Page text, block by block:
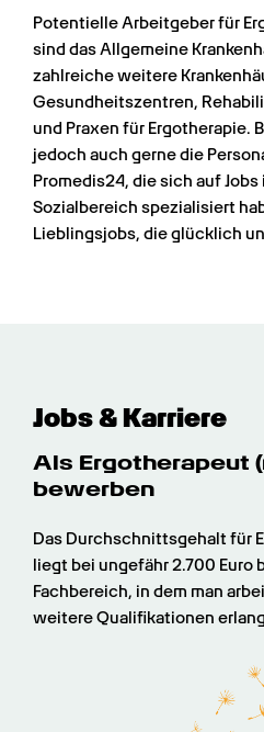
Potentielle Arbeitgeber für
sind das Allgemeine
zahlreiche weitere
Gesundheitszentren,
und Praxen für Ergotherapie.
jedoch auch gerne die
Promedis24, die sich auf
Sozialbereich spezialisiert
Lieblingsjobs, die glücklich
Jobs & Karriere
Als Ergotherapeut
bewerben
Das Durchschnittsgehalt für
liegt bei ungefähr 2.700 Euro
Fachbereich, in dem man
weitere Qualifikationen